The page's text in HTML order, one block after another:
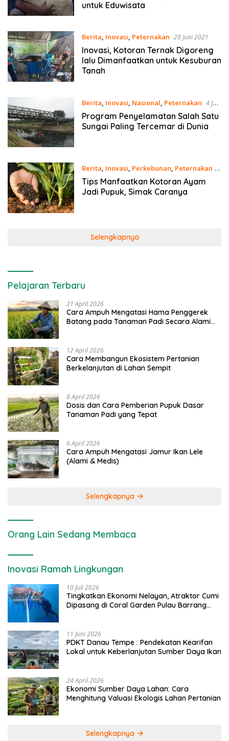
untuk Eduwisata
Berita, Inovasi, Peternakan 28 Juni 2021
Inovasi, Kotoran Ternak Digoreng
lalu Dimanfaatkan untuk Kesuburan
Tanah
Berita, Inovasi, Nasional, Peternakan 4 Juni
2021
Program Penyelamatan Salah Satu
Sungai Paling Tercemar di Dunia
Berita, Inovasi, Perkebunan, Peternakan 3
Juni 2021
Tips Manfaatkan Kotoran Ayam
Jadi Pupuk, Simak Caranya
Selengkapnya
Pelajaran Terbaru
21 April 2026
Cara Ampuh Mengatasi Hama Penggerek
Batang pada Tanaman Padi Secara Alami
12 April 2026
Cara Membangun Ekosistem Pertanian
Berkelanjutan di Lahan Sempit
8 April 2026
Dosis dan Cara Pemberian Pupuk Dasar
Tanaman Padi yang Tepat
6 April 2026
Cara Ampuh Mengatasi Jamur Ikan Lele
(Alami & Medis)
Selengkapnya
Orang Lain Sedang Membaca
Inovasi Ramah Lingkungan
10 Juli 2026
Tingkatkan Ekonomi Nelayan, Atraktor Cumi
Dipasang di Coral Garden Pulau Barrang
11 Juni 2026
PDKT Danau Tempe : Pendekatan Kearifan
Lokal untuk Keberlanjutan Sumber Daya Ikan
24 April 2026
Ekonomi Sumber Daya Lahan: Cara
Menghitung Valuasi Ekologis Lahan Pertanian
Selengkapnya